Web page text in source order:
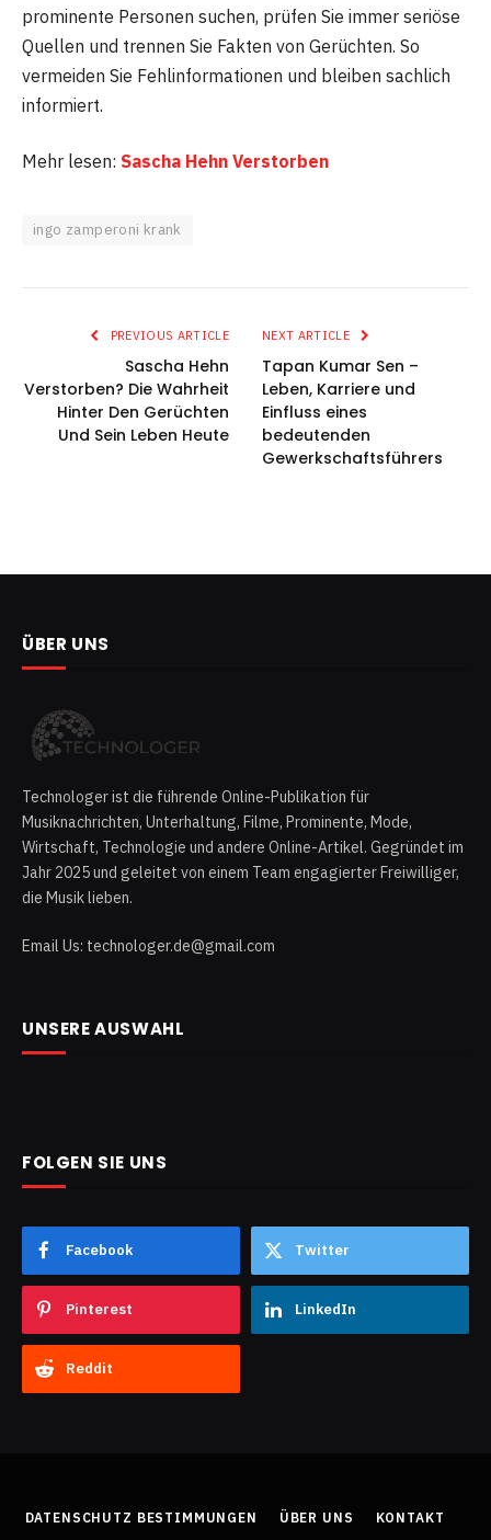
prominente Personen suchen, prüfen Sie immer seriöse
Quellen und trennen Sie Fakten von Gerüchten. So
vermeiden Sie Fehlinformationen und bleiben sachlich
informiert.
Mehr lesen: Sascha Hehn Verstorben
ingo zamperoni krank
PREVIOUS ARTICLE
Sascha Hehn
Verstorben? Die Wahrheit
Hinter Den Gerüchten
Und Sein Leben Heute
NEXT ARTICLE
Tapan Kumar Sen –
Leben, Karriere und
Einfluss eines
bedeutenden
Gewerkschaftsführers
ÜBER UNS
Technologer ist die führende Online-Publikation für
Musiknachrichten, Unterhaltung, Filme, Prominente, Mode,
Wirtschaft, Technologie und andere Online-Artikel. Gegründet im
Jahr 2025 und geleitet von einem Team engagierter Freiwilliger,
die Musik lieben.
Email Us: technologer.de@gmail.com
UNSERE AUSWAHL
FOLGEN SIE UNS
Facebook Twitter
Pinterest LinkedIn
Reddit
DATENSCHUTZ BESTIMMUNGEN ÜBER UNS KONTAKT